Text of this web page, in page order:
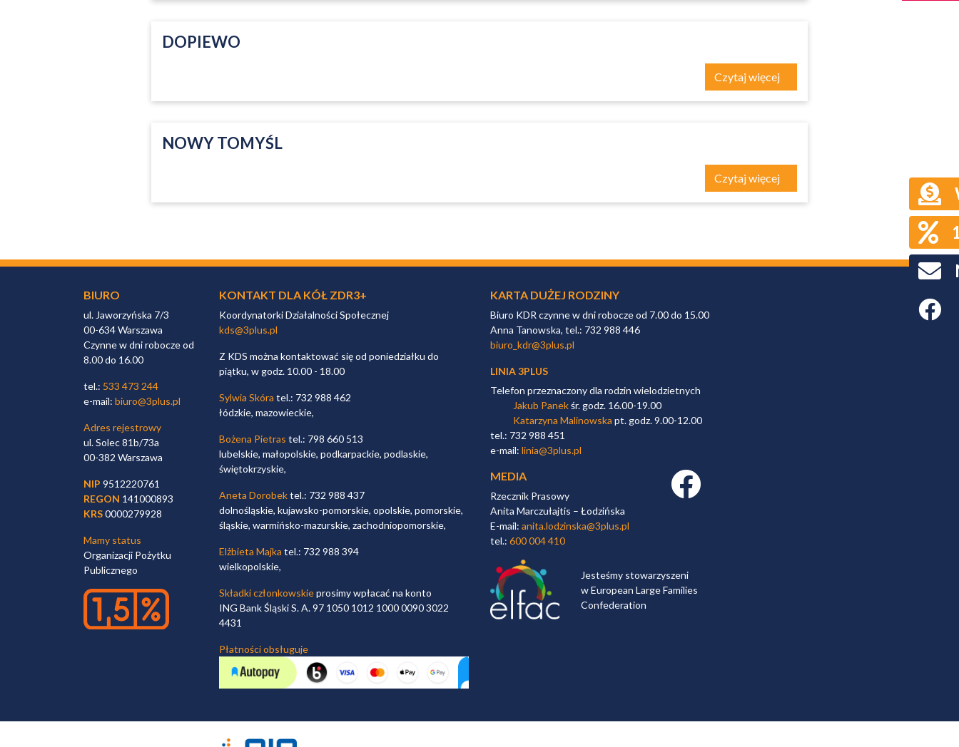
DOPIEWO
Czytaj więcej
NOWY TOMYŚL
Czytaj więcej
BIURO
ul. Jaworzyńska 7/3
00-634 Warszawa
Czynne w dni robocze od
8.00 do 16.00
tel.: 533 473 244
e-mail: biuro@3plus.pl
Adres rejestrowy
ul. Solec 81b/73a
00-382 Warszawa
NIP 9512220761
REGON 141000893
KRS0000279928
Mamy status
Organizacji Pożytku
Publicznego
KONTAKT DLA KÓŁ ZDR3+
Koordynatorki Działalności Społecznej
kds@3plus.pl
Z KDS można kontaktować się od poniedziałku do
piątku, w godz. 10.00 - 18.00
Sylwia Skóra tel.: 732 988 462
łódzkie, mazowieckie,
Bożena Pietras tel.: 798 660 513
lubelskie, małopolskie, podkarpackie, podlaskie,
świętokrzyskie,
Aneta Dorobektel.: 732 988 437
dolnośląskie, kujawsko-pomorskie, opolskie, pomorskie,
śląskie, warmińsko-mazurskie, zachodniopomorskie,
Elżbieta Majka tel.: 732 988 394
wielkopolskie,
Składki członkowskieprosimy wpłacać na konto
ING Bank Śląski S. A. 97 1050 1012 1000 0090 3022
4431
Płatności obsługuje
KARTA DUŻEJ RODZINY
Biuro KDR czynne w dni robocze od 7.00 do 15.00
Anna Tanowska, tel.: 732 988 446
biuro_kdr@3plus.pl
LINIA 3PLUS
Telefon przeznaczony dla rodzin wielodzietnych
Jakub Panekśr. godz. 16.00-19.00
Katarzyna Malinowska pt. godz. 9.00-12.00
tel.: 732 988 451
e-mail: linia@3plus.pl
MEDIA
Rzecznik Prasowy
Anita Marczułajtis – Łodzińska
E-mail: anita.lodzinska@3plus.pl
tel.: 600 004 410
Facebook link
Jesteśmy stowarzyszeni
w European Large Families
Confederation